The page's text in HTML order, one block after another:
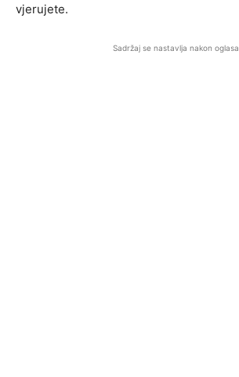
vjerujete.
Sadržaj se nastavlja nakon oglasa